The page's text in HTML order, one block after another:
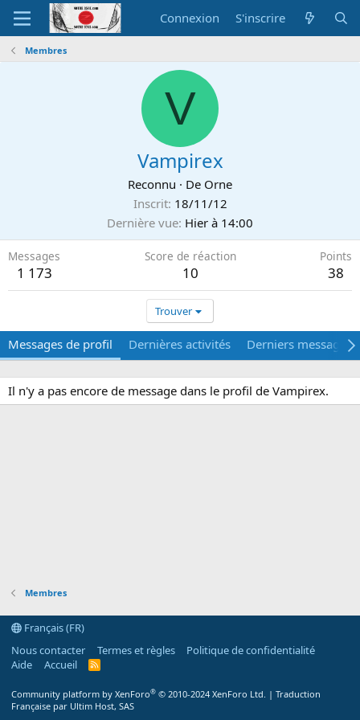
Connexion S'inscrire
Membres
V
Vampirex
Reconnu · De Orne
Inscrit 18/11/12
Dernière vue Hier à 14:00
Messages
1 173
Score de réaction
10
Points
38
Trouver
Messages de profil Dernières activités Derniers messages
Il n'y a pas encore de message dans le profil de Vampirex.
Membres
Français (FR)
Nous contacter
Termes et règles
Politique de confidentialité
Aide
Accueil
R
Community platform by XenForo® © 2010-2024 XenForo Ltd. | Traduction
Française par Ultim Host, SAS